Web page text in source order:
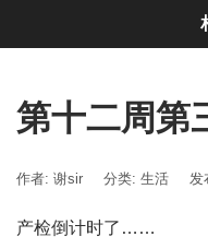
第十二周第
作者: 谢sir 分类: 生活 发
产检倒计时了……